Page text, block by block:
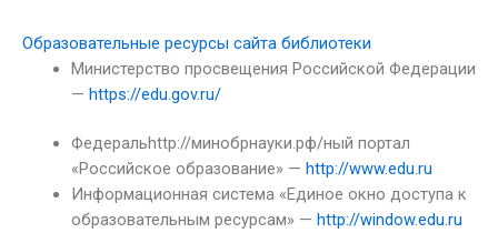
Образовательные ресурсы сайта библиотеки
Министерство просвещения Российской Федерации
— https://edu.gov.ru/
Федеральhttp://минобрнауки.рф/ный портал
«Российское образование» — http://www.edu.ru
Информационная система «Единое окно доступа к
образовательным ресурсам» — http://window.edu.ru